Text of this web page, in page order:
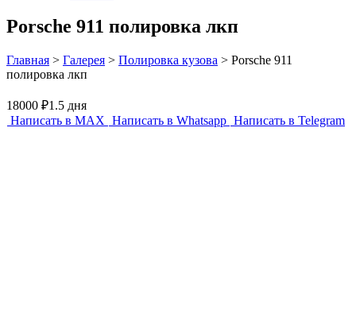
Porsche 911 полировка лкп
Главная > Галерея > Полировка кузова > Porsche 911
полировка лкп
18000 ₽1.5 дня
Написать в MAX Написать в Whatsapp Написать в Telegram